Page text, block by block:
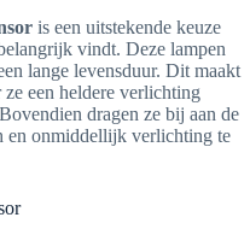
is een uitstekende keuze
vindt. Deze lampen
lange levensduur. Dit maakt
een heldere verlichting
dragen ze bij aan de
en onmiddellijk verlichting te